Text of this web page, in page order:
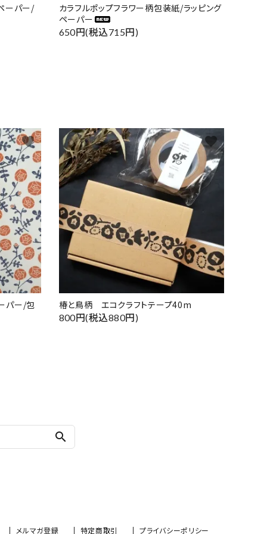
ーパー/
カラフルポップフラワー柄包装紙/ラッピング
ペーパー
650円(税込715円)
パー/包
favorite
椿と鳥柄 エコクラフトテープ40m
800円(税込880円)
favorite
search
メルマガ登録 特定商取引 プライバシーポリシー